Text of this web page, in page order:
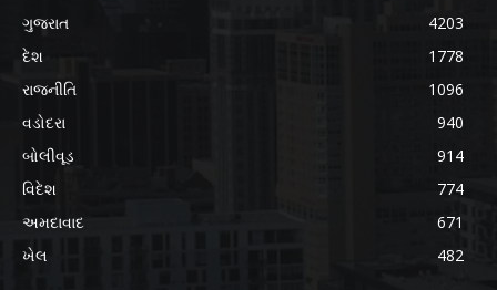
ગુજરાત
4203
દેશ
1778
રાજનીતિ
1096
વડોદરા
940
બોલીવૂડ
914
વિદેશ
774
અમદાવાદ
671
ખેલ
482